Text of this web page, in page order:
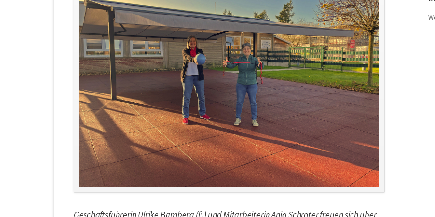
Geschäftsführerin Ulrike Bamberg (li.) und Mitarbeiterin Anja Schröter freuen sich über